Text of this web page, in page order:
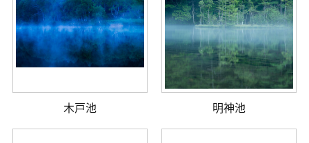
木戸池 明神池